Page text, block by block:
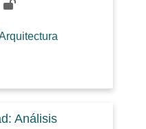
Análisis